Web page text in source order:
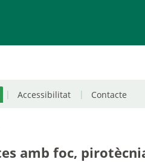
Accessibilitat Contacte
amb foc,